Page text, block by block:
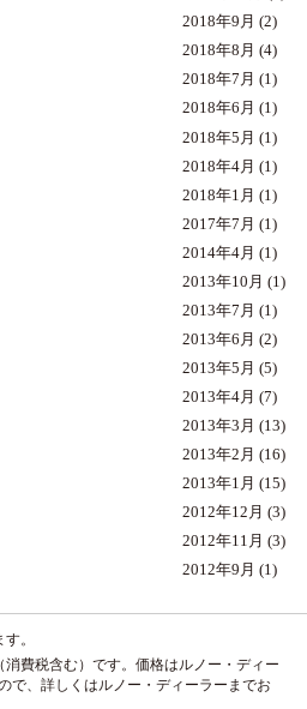
2018年9月 (2)
2018年8月 (4)
2018年7月 (1)
2018年6月 (1)
2018年5月 (1)
2018年4月 (1)
2018年1月 (1)
2017年7月 (1)
2014年4月 (1)
2013年10月 (1)
2013年7月 (1)
2013年6月 (2)
2013年5月 (5)
2013年4月 (7)
2013年3月 (13)
2013年2月 (16)
2013年1月 (15)
2012年12月 (3)
2012年11月 (3)
2012年9月 (1)
。
費税含む）です。価格はルノー・ディー
で、詳しくはルノー・ディーラーまでお